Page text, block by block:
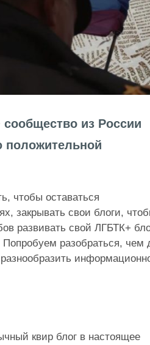
из России
положительной
чтобы оставаться
закрывать свои блоги,
развивать свой ЛГБТК+
разобраться, чем
квир блог в настоящее